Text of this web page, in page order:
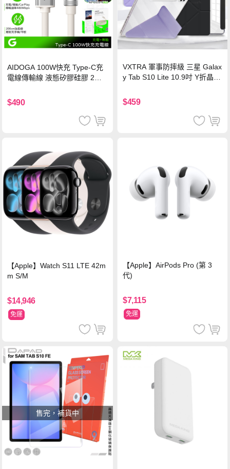
AIDOGA 100W快充 Type-C充
電線傳輸線 液態矽膠硅膠 2M
$490
VXTRA 軍事防摔級 三星 Galax
y Tab S10 Lite 10.9吋 Y折晶透
$459
【Apple】Watch S11 LTE 42m
m S/M
$14,946
免運
【Apple】AirPods Pro (第 3
代)
$7,115
免運
售完，補貨中